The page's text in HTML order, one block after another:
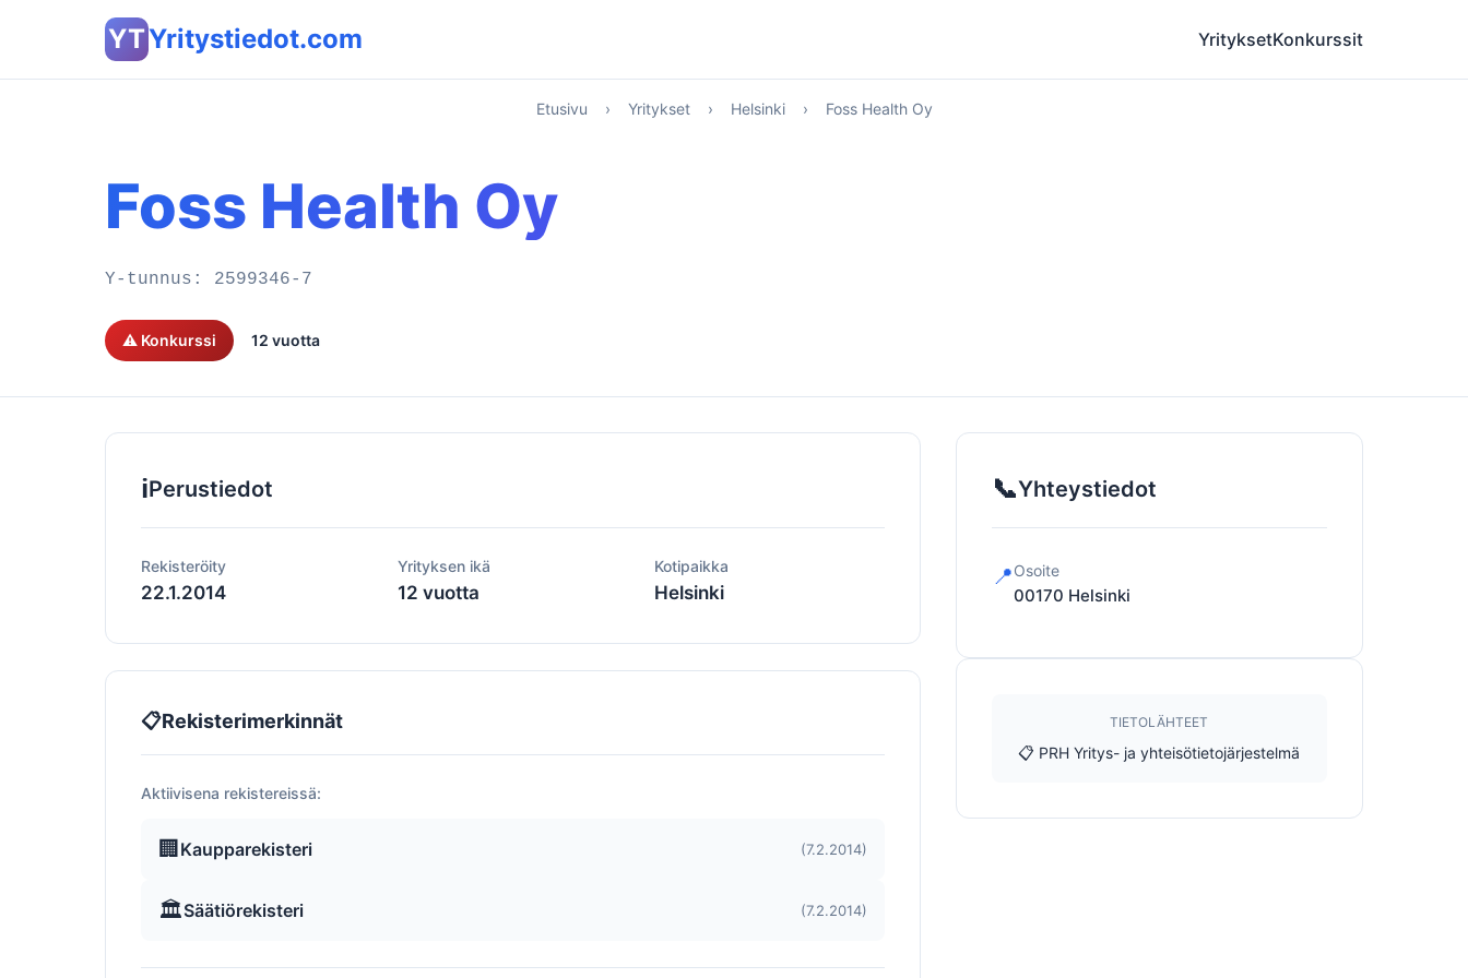
YTYritystiedot.com YrityksetKonkurssit
Etusivu › Yritykset › Helsinki › Foss Health Oy
Foss Health Oy
Y-tunnus: 2599346-7
⚠️ Konkurssi 12 vuotta
ℹ️Perustiedot
Rekisteröity
22.1.2014
Yrityksen ikä
12 vuotta
Kotipaikka
Helsinki
📋Rekisterimerkinnät
Aktiivisena rekistereissä:
🏢 Kaupparekisteri (7.2.2014)
🏛️Säätiörekisteri (7.2.2014)
📞Yhteystiedot
📍Osoite
00170 Helsinki
TIETOLÄHTEET
📋 PRH Yritys- ja yhteisötietojärjestelmä